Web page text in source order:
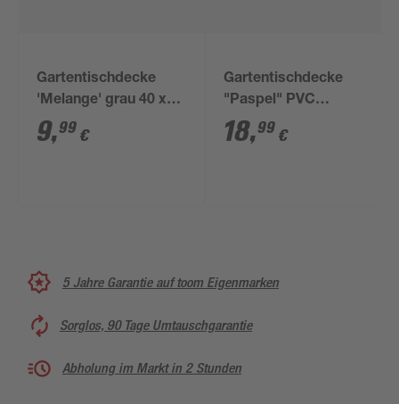
Gartentischdecke
'Melange' grau 40 x
150 cm
9,99 €
Gartentischdecke
"Paspel" PVC
apfelgrün Ø 160 cm
18,99 €
5 Jahre Garantie auf toom Eigenmarken
Sorglos, 90 Tage Umtauschgarantie
Abholung im Markt in 2 Stunden